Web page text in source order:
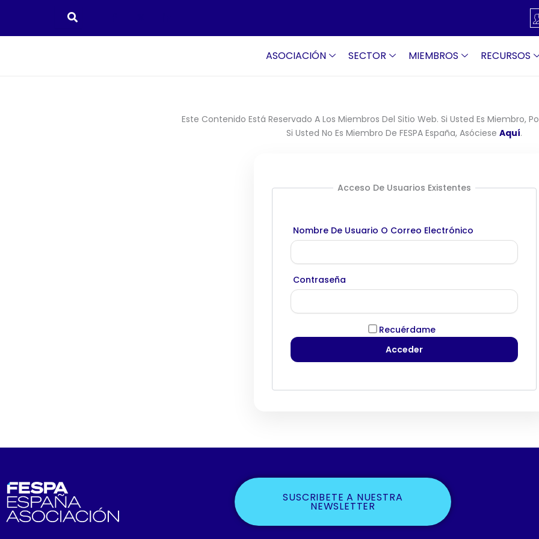
Contenido
ASOCIACIÓN SECTOR MIEMBROS RECURSOS
Este Contenido Está Reservado A Los Miembros Del Sitio Web. Si Usted Es Miembro,
Si Usted No Es Miembro De FESPA España, Asóciese Aquí.
Acceso De Usuarios Existentes
Nombre De Usuario O Correo Electrónico
Contraseña
Recuérdame
SUSCRIBETE A NUESTRA
NEWSLETTER